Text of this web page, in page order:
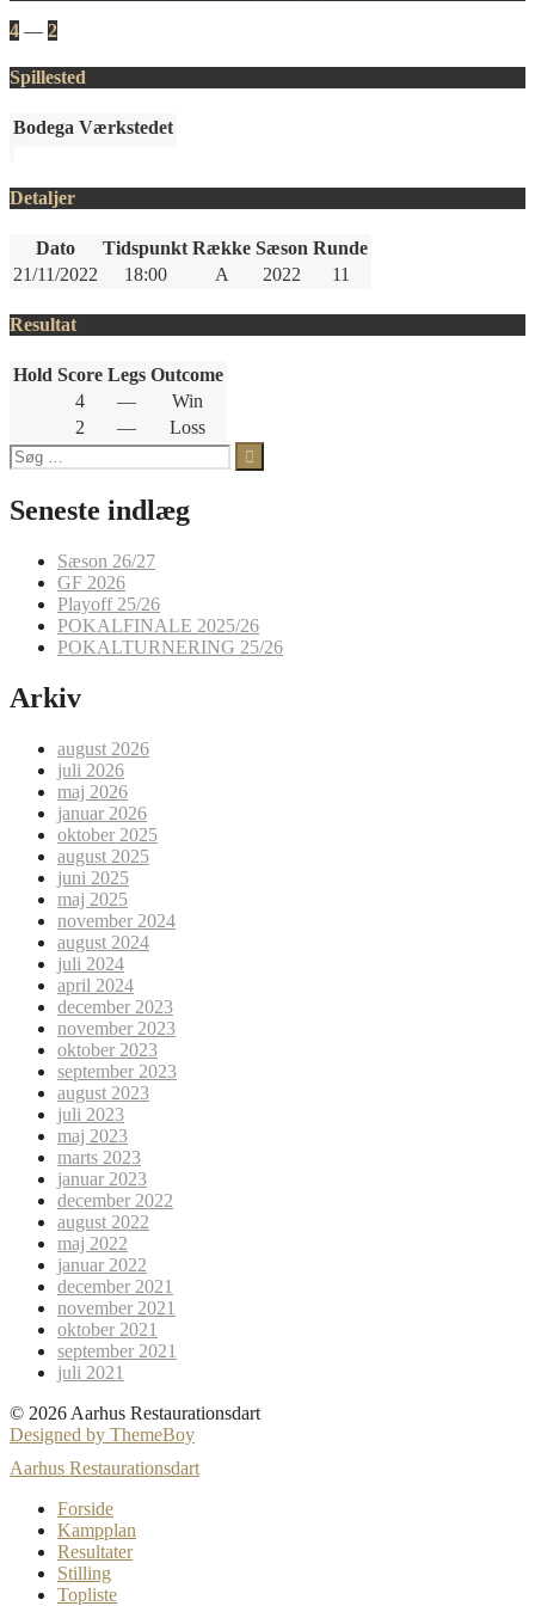
4 — 2
Spillested
Bodega Værkstedet
Detaljer
Dato Tidspunkt Række Sæson Runde
21/11/2022
18:00 A 2022 11
Resultat
Hold Score Legs Outcome
4
—
Win
2
—
Loss
Søg
efter:
Seneste indlæg
Sæson 26/27
GF 2026
Playoff 25/26
POKALFINALE 2025/26
POKALTURNERING 25/26
Arkiv
august 2026
juli 2026
maj 2026
januar 2026
oktober 2025
august 2025
juni 2025
maj 2025
november 2024
august 2024
juli 2024
april 2024
december 2023
november 2023
oktober 2023
september 2023
august 2023
juli 2023
maj 2023
marts 2023
januar 2023
december 2022
august 2022
maj 2022
januar 2022
december 2021
november 2021
oktober 2021
september 2021
juli 2021
© 2026 Aarhus Restaurationsdart
Designed by ThemeBoy
Aarhus Restaurationsdart
Forside
Kampplan
Resultater
Stilling
Topliste